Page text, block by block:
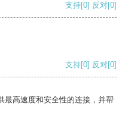
支持[0] 反对[0]
支持[0] 反对[0]
最高速度和安全性的连接，并帮